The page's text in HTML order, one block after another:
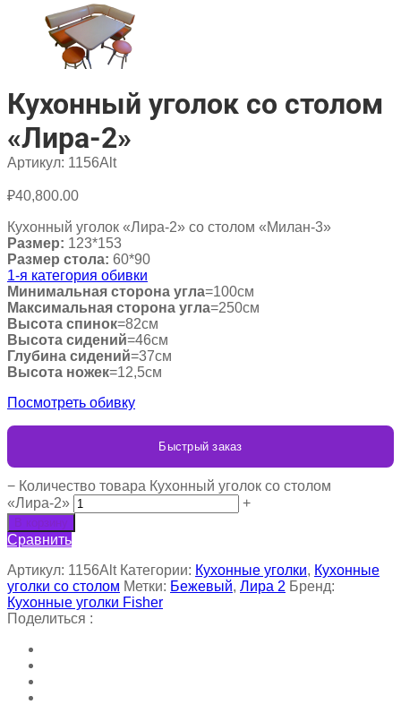
Кухонный уголок со столом
«Лира-2»
Артикул: 1156Alt
₽40,800.00
Кухонный уголок «Лира-2» со столом «Милан-3»
Размер: 123*153
Размер стола: 60*90
1-я категория обивки
Минимальная сторона угла=100см
Максимальная сторона угла=250см
Высота спинок=82см
Высота сидений=46см
Глубина сидений=37см
Высота ножек=12,5см
Посмотреть обивку
Быстрый заказ
− Количество товара Кухонный уголок со столом
«Лира-2»
+
В корзину
Сравнить
Артикул: 1156Alt Категории: Кухонные уголки, Кухонные
уголки со столом Метки: Бежевый, Лира 2 Бренд:
Кухонные уголки Fisher
Поделиться :